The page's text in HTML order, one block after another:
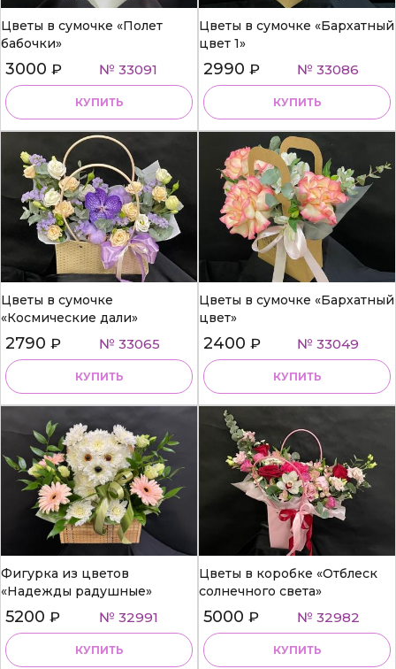
Цветы в сумочке «Полет
бабочки»
3000 ₽ № 33091
КУПИТЬ
Цветы в сумочке «Бархатный
цвет 1»
2990 ₽ № 33086
КУПИТЬ
Цветы в сумочке
«Космические дали»
2790 ₽ № 33065
КУПИТЬ
Цветы в сумочке «Бархатный
цвет»
2400 ₽ № 33049
КУПИТЬ
Фигурка из цветов
«Надежды радушные»
5200 ₽ № 32991
КУПИТЬ
Цветы в коробке «Отблеск
солнечного света»
5000 ₽ № 32982
КУПИТЬ